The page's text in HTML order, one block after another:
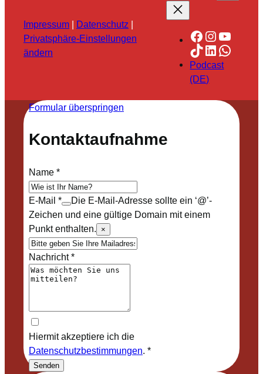
Impressum | Datenschutz |
Privatsphäre-Einstellungen
ändern
Facebook
TikTok
LinkedIn
Podcast
(DE)
Formular überspringen
Kontaktaufnahme
Name*
E-Mail *
Die E-Mail-Adresse sollte ein ‘@’-
Zeichen und eine gültige Domain mit einem
Punkt enthalten.
×
Nachricht*
Hiermit akzeptiere ich die
Datenschutzbestimmungen. *
Senden